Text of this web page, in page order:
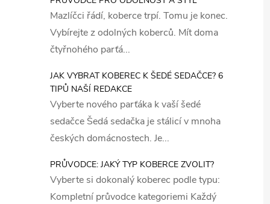
Mazlíčci řádí, koberce trpí. Tomu je konec.
Vybírejte z odolných koberců. Mít doma
čtyřnohého parťá...
JAK VYBRAT KOBEREC K ŠEDÉ SEDAČCE? 6
TIPŮ NAŠÍ REDAKCE
Vyberte nového parťáka k vaší šedé
sedačce Šedá sedačka je stálicí v mnoha
českých domácnostech. Je...
PRŮVODCE: JAKÝ TYP KOBERCE ZVOLIT?
Vyberte si dokonalý koberec podle typu:
Kompletní průvodce kategoriemi Každý